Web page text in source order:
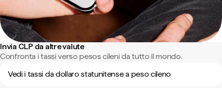
Invia CLP da altre valute
Confronta i tassi verso pesos cileni da tutto il mondo.
Vedi i tassi da dollaro statunitense a peso cileno